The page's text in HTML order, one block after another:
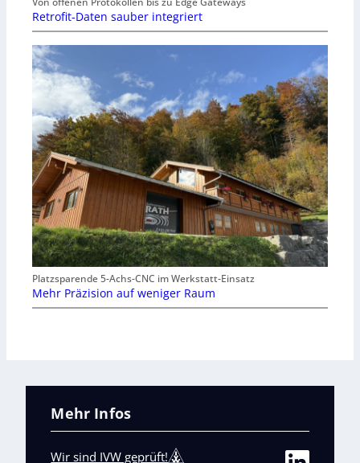
Retrofit-Daten sauber integriert
Platzsparende 5-Achs-CNC im Werkstatt-Einsatz
Mehr Präzision auf weniger Raum
Mehr Infos
Wir sind IVW geprüft!